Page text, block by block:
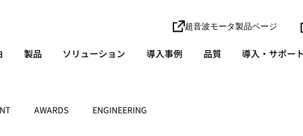
製品 ソリューション 導入事例 品質 導入・サポー
超音波モータ製品ページ
AWARDS ENGINEERING